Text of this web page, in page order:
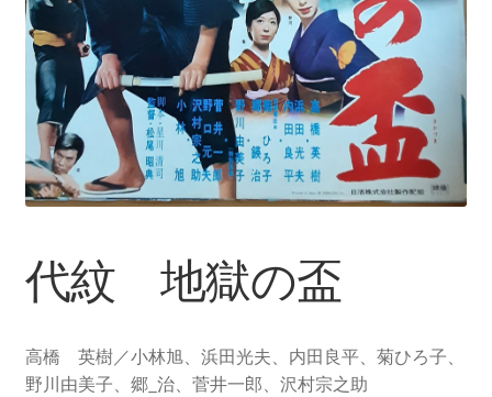
代紋 地獄の盃
高橋 英樹／小林旭、浜田光夫、内田良平、菊ひろ子、
野川由美子、郷_治、菅井一郎、沢村宗之助